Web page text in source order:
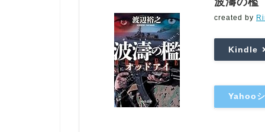
created by
Kindle
Yahoo